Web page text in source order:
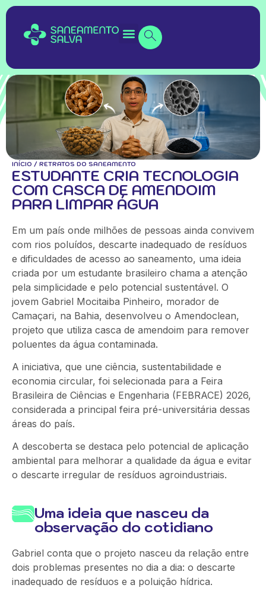
INÍCIO / RETRATOS DO SANEAMENTO
ESTUDANTE CRIA TECNOLOGIA
COM CASCA DE AMENDOIM
PARA LIMPAR ÁGUA
Em um país onde milhões de pessoas ainda convivem
com rios poluídos, descarte inadequado de resíduos
e dificuldades de acesso ao saneamento, uma ideia
criada por um estudante brasileiro chama a atenção
pela simplicidade e pelo potencial sustentável. O
jovem Gabriel Mocitaiba Pinheiro, morador de
Camaçari, na Bahia, desenvolveu o Amendoclean,
projeto que utiliza casca de amendoim para remover
poluentes da água contaminada.
A iniciativa, que une ciência, sustentabilidade e
economia circular, foi selecionada para a Feira
Brasileira de Ciências e Engenharia (FEBRACE) 2026,
considerada a principal feira pré-universitária dessas
áreas do país.
A descoberta se destaca pelo potencial de aplicação
ambiental para melhorar a qualidade da água e evitar
o descarte irregular de resíduos agroindustriais.
Uma ideia que nasceu da
observação do cotidiano
Gabriel conta que o projeto nasceu da relação entre
dois problemas presentes no dia a dia: o descarte
inadequado de resíduos e a poluição hídrica.